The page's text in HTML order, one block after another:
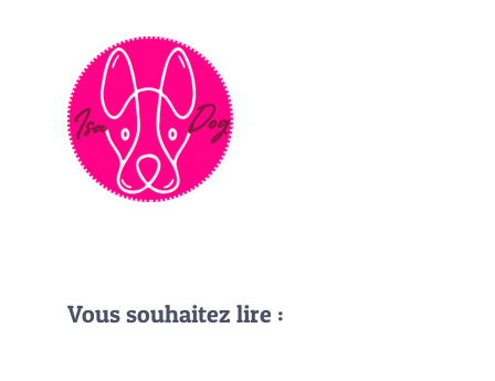
Vous souhaitez lire :